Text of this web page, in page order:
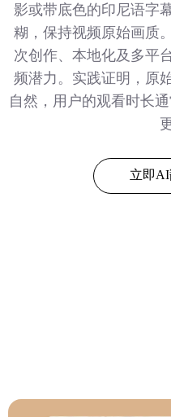
影或带底色的印尼语字
糊，保持视频原始画质
次创作、本地化及多平
频潜力。实践证明，原
自然，用户的观看时长
立即